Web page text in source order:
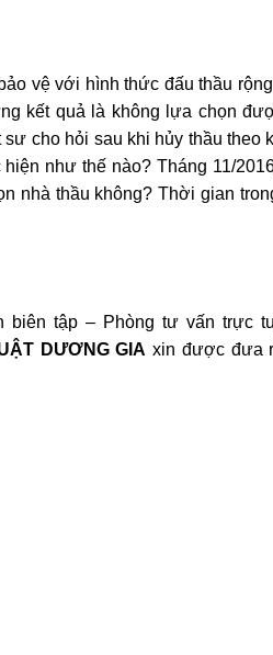
vệ với hình thức đấu thầu
kết quả là không lựa chọn
cho hỏi sau khi hủy thầu theo
như thế nào? Tháng 11/
nhà thầu không? Thời gian
tập – Phòng tư vấn trực
DƯƠNG GIA xin được đưa